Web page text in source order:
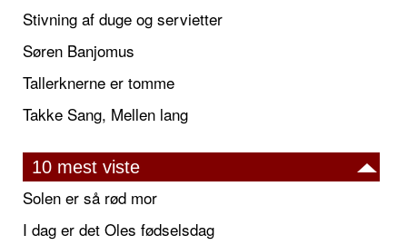
Stivning af duge og servietter
Søren Banjomus
Tallerknerne er tomme
Takke Sang, Mellen lang
10 mest viste
Solen er så rød mor
I dag er det Oles fødselsdag